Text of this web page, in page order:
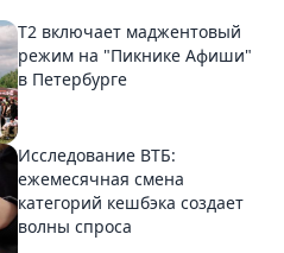
Т2 включает маджентовый
режим на "Пикнике Афиши"
в Петербурге
Исследование ВТБ:
ежемесячная смена
категорий кешбэка создает
волны спроса